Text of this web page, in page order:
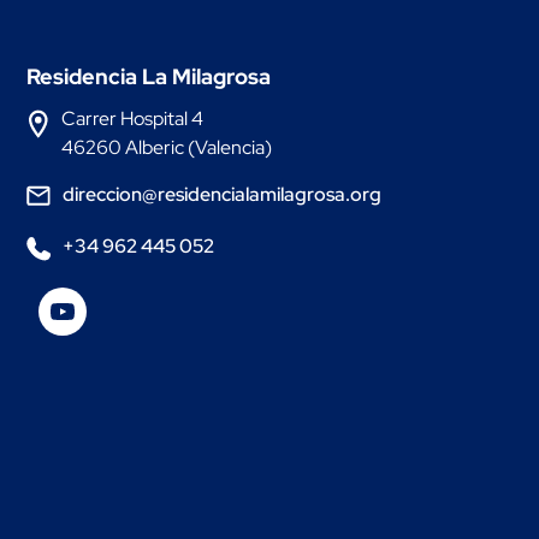
Residencia La Milagrosa
Carrer Hospital 4
46260 Alberic (Valencia)
direccion@residencialamilagrosa.org
+34 962 445 052